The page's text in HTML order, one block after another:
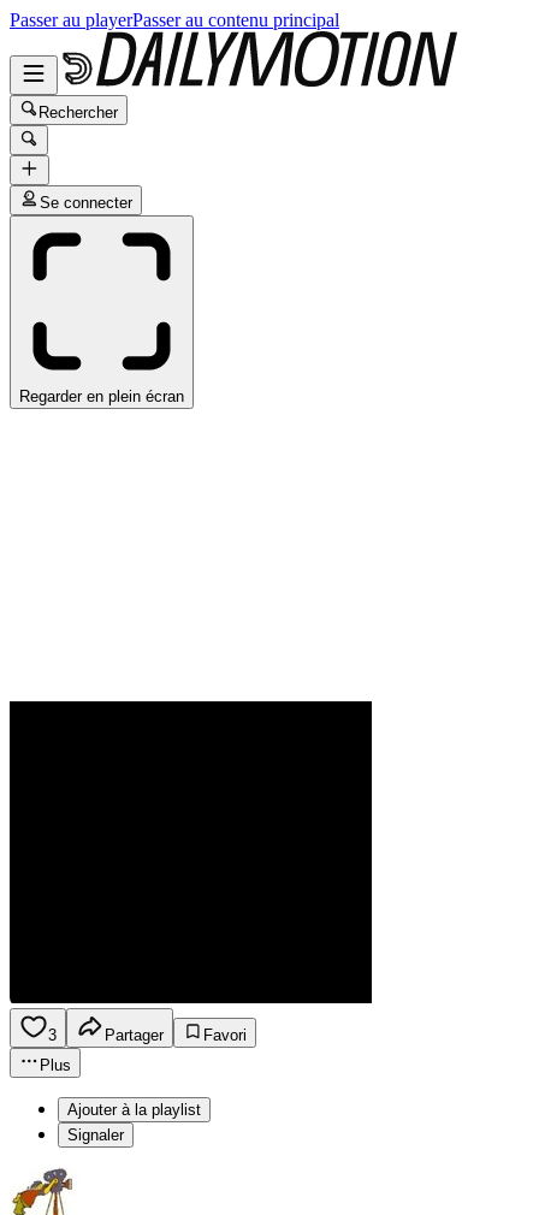
Passer au playerPasser au contenu principal
Rechercher
Se connecter
Regarder en plein écran
3 Partager
Favori
Plus
Ajouter à la playlist
Signaler